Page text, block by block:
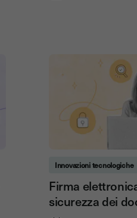
Innovazioni tecnologiche
Firma
sicurezza dei